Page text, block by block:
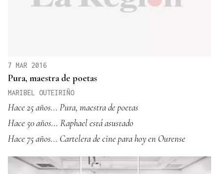
7 MAR 2016
Pura, maestra de poetas
MARIBEL OUTEIRIÑO
Hace 25 años... Pura, maestra de poetas
Hace 50 años... Raphael está asustado
Hace 75 años... Cartelera de cine para hoy en Ourense